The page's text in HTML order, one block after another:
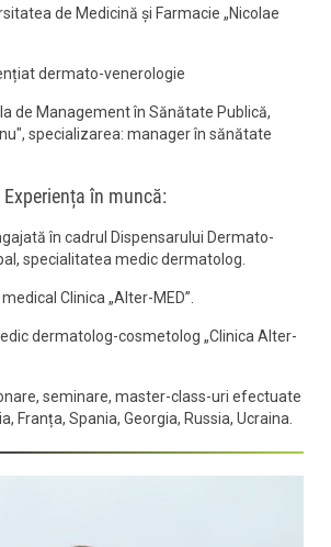
de Medicină și Farmacie „Nicolae
dermato-venerologie
de Management în Sănătate Publică,
specializarea: manager în sănătate
Experiența în muncă:
în cadrul Dispensarului Dermato-
specialitatea medic dermatolog.
Clinica „Alter-MED”.
dermatolog-cosmetolog „Clinica Alter-
seminare, master-class-uri efectuate
Franța, Spania, Georgia, Russia, Ucraina.